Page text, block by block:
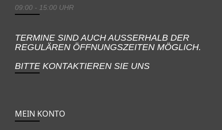
09:00 - 15:00 UHR
TERMINE SIND AUCH AUSSERHALB DER
REGULÄREN ÖFFNUNGSZEITEN MÖGLICH.
BITTE KONTAKTIEREN SIE UNS
MEIN KONTO